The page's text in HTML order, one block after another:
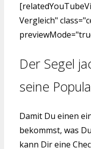
Vergleich"
Der Segel
seine
Damit Du einen
bekommst, was
kann Dir eine